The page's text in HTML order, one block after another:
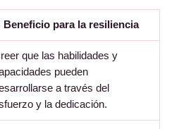
Beneficio para la resiliencia
que las habilidades y
pueden
a través del
y la dedicación.